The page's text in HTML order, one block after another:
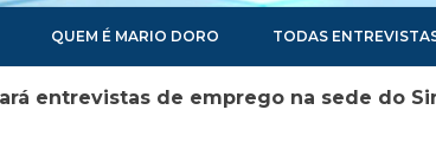
QUEM É MARIO DORO TODAS
entrevistas de emprego na sede do